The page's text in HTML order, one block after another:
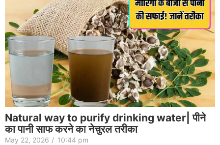
Natural way to purify drinking water| पीने
का पानी साफ करने का नेचुरल तरीका
May 22, 2026 / 10:44 pm